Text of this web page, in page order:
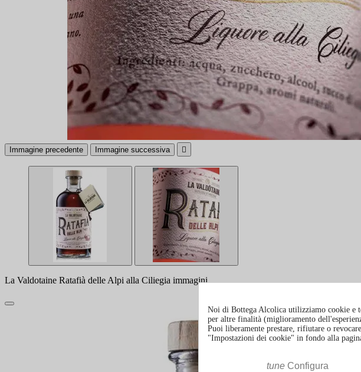
Immagine precedente Immagine successiva 
La Valdotaine Ratafià delle Alpi alla Ciliegia immagini
Noi di Bottega Alcolica utilizziamo cookie e
per altre finalità (miglioramento
Puoi liberamente prestare, rifiutare o
"Impostazioni dei cookie" in fondo alla
tune Configura